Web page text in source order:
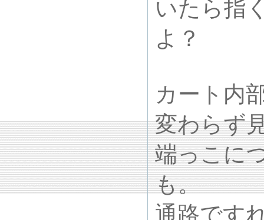
いたら指
よ？
カート内
変わらず
端っこに
も。
通路です